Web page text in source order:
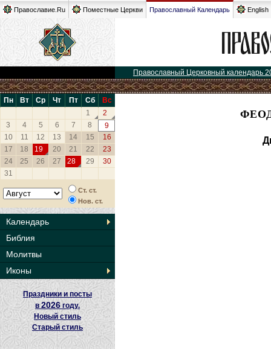
Православие.Ru Поместные Церкви Православный Календарь English
Православный Церковный календарь
Пн Вт Ср Чт Пт Сб
Вс
1
2
3
4 5 6 7 8
9
10
11 12 13 14 15
16
17
18 19 20 21 22
23
24
25 26 27 28 29
30
31
Ст. ст.
Нов. ст.
Календарь
Библия
Молитвы
Иконы
Праздники и посты
в2026 году.
Новый стиль
Старый стиль